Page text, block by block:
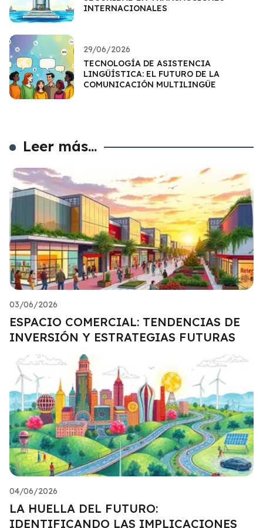
INTERNACIONALES
29/06/2026
TECNOLOGÍA DE ASISTENCIA
LINGÜÍSTICA: EL FUTURO DE LA
COMUNICACIÓN MULTILINGÜE
Leer más...
03/06/2026
ESPACIO COMERCIAL: TENDENCIAS DE
INVERSIÓN Y ESTRATEGIAS FUTURAS
04/06/2026
LA HUELLA DEL FUTURO:
IDENTIFICANDO LAS IMPLICACIONES